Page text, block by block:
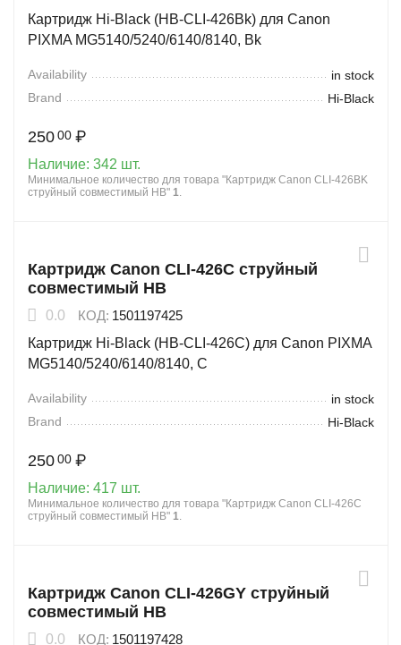
Картридж Hi-Black (HB-CLI-426Bk) для Canon
PIXMA MG5140/5240/6140/8140, Bk
Availability
in stock
Brand
Hi-Black
250 00 ₽
Наличие: 342 шт.
Минимальное количество для товара "Картридж Canon CLI-426BK
струйный совместимый HB" 1.
Картридж Canon CLI-426C струйный
совместимый HB
0.0 КОД: 1501197425
Картридж Hi-Black (HB-CLI-426C) для Canon PIXMA
MG5140/5240/6140/8140, C
Availability
in stock
Brand
Hi-Black
250 00 ₽
Наличие: 417 шт.
Минимальное количество для товара "Картридж Canon CLI-426C
струйный совместимый HB" 1.
Картридж Canon CLI-426GY струйный
совместимый HB
0.0 КОД: 1501197428